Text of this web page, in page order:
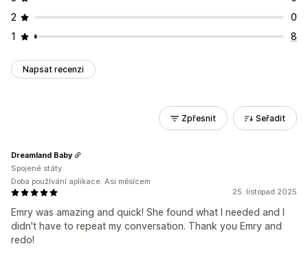
2
0
1
8
Napsat recenzi
Zpřesnit Seřadit
25. listopad 2025
Emry was amazing and quick! She found what I needed and I
didn't have to repeat my conversation. Thank you Emry and
redo!
Dreamland Baby
Spojené státy
Doba používání aplikace: Asi měsícem